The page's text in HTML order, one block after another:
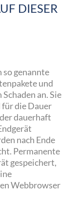
DIESER
genannte
und
an. Sie
die Dauer
dauerhaft
nach Ende
Permanente
gespeichert,
Webbrowser